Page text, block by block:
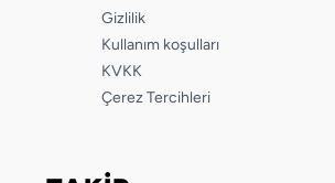
Gizlilik
Kullanım koşulları
KVKK
Çerez Tercihleri